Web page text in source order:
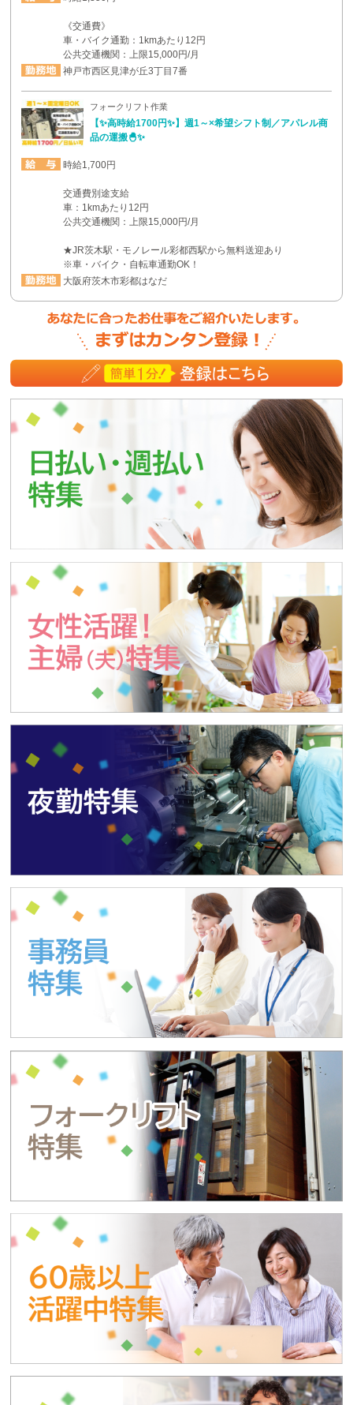
《交通費》
車・バイク通勤：1kmあたり12円
公共交通機関：上限15,000円/月
神戸市西区見津が丘3丁目7番
フォークリフト作業
【✨高時給1700円✨】週1～×希望シフト制／アパレル商
品の運搬🐣✨
時給1,700円
交通費別途支給
車：1kmあたり12円
公共交通機関：上限15,000円/月
★JR茨木駅・モノレール彩都西駅から無料送迎あり
※車・バイク・自転車通勤OK！
大阪府茨木市彩都はなだ